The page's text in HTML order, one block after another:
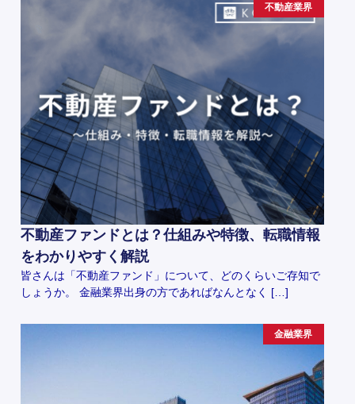
不動産業界
不動産ファンドとは？仕組みや特徴、転職情報
をわかりやすく解説
皆さんは「不動産ファンド」について、どのくらいご存知で
しょうか。 金融業界出身の方であればなんとなく […]
金融業界